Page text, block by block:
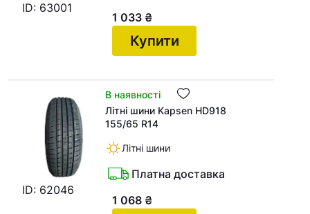
ID: 63001
1 033 ₴
Купити
В наявності
ID: 62046
Літні шини Kapsen HD918
155/65 R14
Літні шини
Платна доставка
1 068 ₴